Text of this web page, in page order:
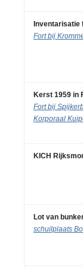
Fort bij
Kerst 1959 in
Fort bij
Korporaal
KICH
Lot van
schuilplaats